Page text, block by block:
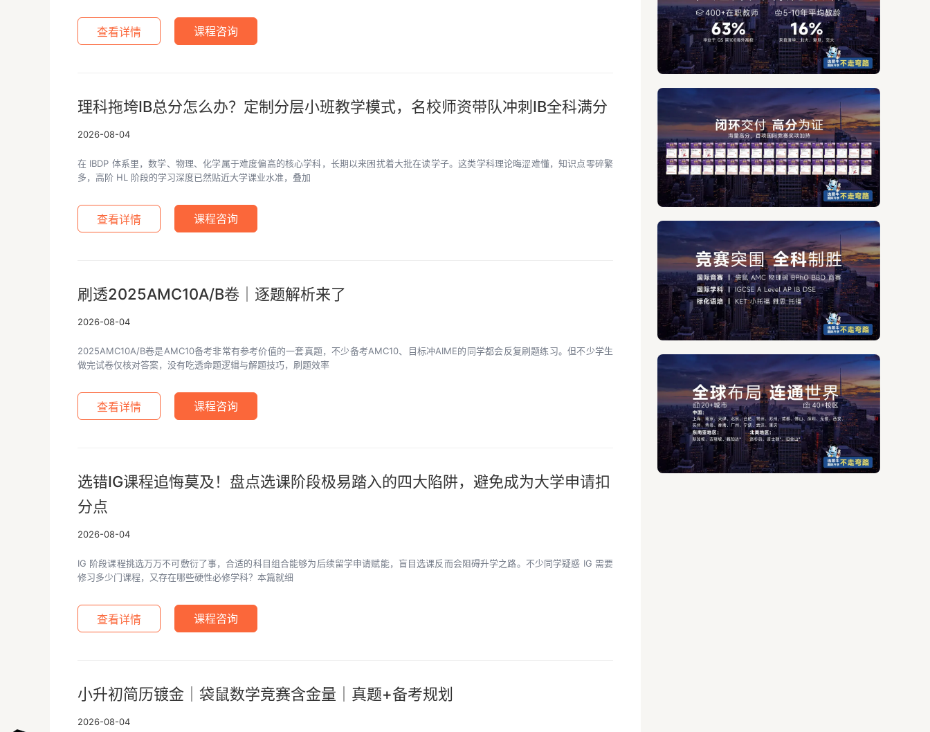
查看详情 课程咨询
理科拖垮IB总分怎么办？定制分层小班教学模式，名校师资带队冲刺IB全科满分
2026-08-04
在 IBDP 体系里，数学、物理、化学属于难度偏高的核心学科，长期以来困扰着大批在读学子。这类学科理论晦涩难懂，知识点零碎繁
多，高阶 HL 阶段的学习深度已然贴近大学课业水准，叠加
查看详情 课程咨询
刷透2025AMC10A/B卷｜逐题解析来了
2026-08-04
2025AMC10A/B卷是AMC10备考非常有参考价值的一套真题，不少备考AMC10、目标冲AIME的同学都会反复刷题练习。但不少学生
做完试卷仅核对答案，没有吃透命题逻辑与解题技巧，刷题效率
查看详情 课程咨询
选错IG课程追悔莫及！盘点选课阶段极易踏入的四大陷阱，避免成为大学申请扣
分点
2026-08-04
IG 阶段课程挑选万万不可敷衍了事，合适的科目组合能够为后续留学申请赋能，盲目选课反而会阻碍升学之路。不少同学疑惑 IG 需要
修习多少门课程，又存在哪些硬性必修学科？本篇就细
查看详情 课程咨询
小升初简历镀金｜袋鼠数学竞赛含金量｜真题+备考规划
2026-08-04